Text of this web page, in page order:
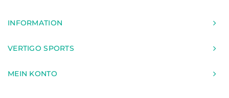
INFORMATION
VERTIGO SPORTS
MEIN KONTO